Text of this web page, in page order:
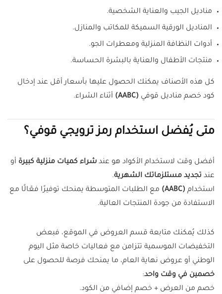
مناديل الجيب والعناية الشخصية.
المناديل الورقية السميكة للمكاتب والمنازل.
أدوات النظافة المنزلية ومعطرات الجو.
منتجات الأطفال والعناية بالبشرة الحساسة.
كل هذه الأصناف يمكنك الحصول عليها بأسعار أقل عند إدخال
كود خصم مناديل قوفي (AABC) أثناء الشراء.
متى يُفضل استخدام رمز ترويجي قوفي؟
أفضل وقت لاستخدام الأكواد هو عند شراء كميات منزلية كبيرة أو
عند تجديد مستلزماتك الشهرية.
استخدام (AABC)
مع الطلبات المتوسطة يمنحك توفيرًا فعّالًا مع
الاستفادة من جودة المنتجات العالية.
كذلك يُمكنك متابعة قسم العروض في الموقع، فبعض
التخفيضات الموسمية تتزامن مع فعاليات خاصة مثل اليوم
الوطني أو عروض نهاية العام، ما يمنحك فرصة للحصول على
خصمين في وقت واحد:
خصم من العرض + خصم إضافي من الكود.